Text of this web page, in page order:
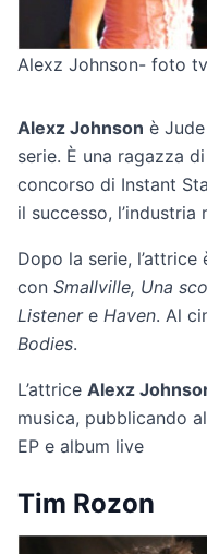
Alexz Johnson- foto
Alexz Johnson è
serie. È una ragazza
concorso di Instant
il successo,
Dopo la serie,
con Smallville, Una
Listener e Haven. Al
Bodies.
L’attrice Alexz
musica, pubblicando
EP e album live
Tim Rozon